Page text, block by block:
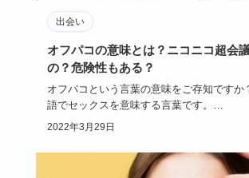
出会い
オフパコの意味とは？ニコニコ超会
の？危険性もある？
オフパコという言葉の意味をご存知ですか
語でセックスを意味する言葉です。
特にニコニコ超会議ではオフパコに…
2022年3月29日